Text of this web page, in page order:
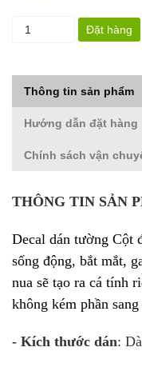
Đặt hàng
Thông tin sản phẩm
Hướng dẫn đặt hàng
Chính sách vận
THÔNG TIN SẢN
Decal dán tường Cột
sống động, bắt mắt,
nua sẽ tạo ra cá tính
không kém phần
- Kích thước dán: